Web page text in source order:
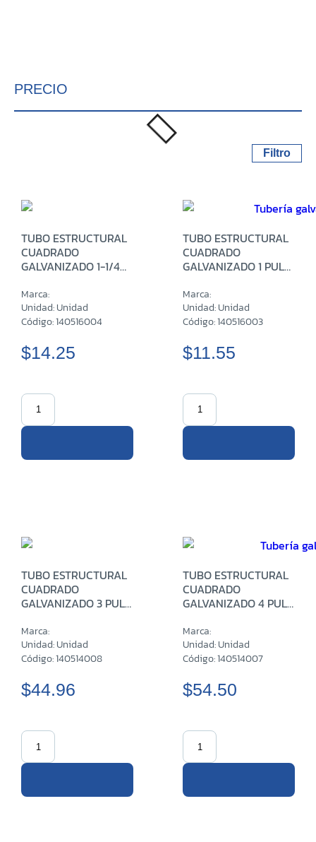
PRECIO
Filtro
TUBO ESTRUCTURAL
CUADRADO
GALVANIZADO 1-1/4
Marca:
Unidad: Unidad
Código: 140516004
$14.25
TUBO ESTRUCTURAL
CUADRADO
GALVANIZADO 1 PULG
Marca:
Unidad: Unidad
Código: 140516003
$11.55
TUBO ESTRUCTURAL
CUADRADO
GALVANIZADO 3 PULG
Marca:
Unidad: Unidad
Código: 140514008
$44.96
TUBO ESTRUCTURAL
CUADRADO
GALVANIZADO 4 PULG
Marca:
Unidad: Unidad
Código: 140514007
$54.50